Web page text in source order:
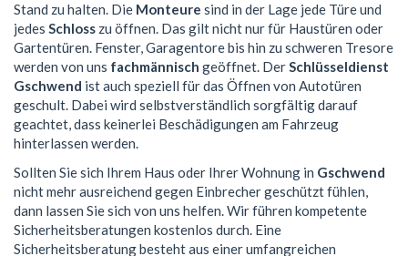
Stand zu halten. Die Monteure sind in der Lage jede Türe und
jedes Schloss zu öffnen. Das gilt nicht nur für Haustüren oder
Gartentüren. Fenster, Garagentore bis hin zu schweren Tresore
werden von uns fachmännisch geöffnet. DerSchlüsseldienst
Gschwend ist auch speziell für das Öffnen von Autotüren
geschult. Dabei wird selbstverständlich sorgfältig darauf
geachtet, dass keinerlei Beschädigungen am Fahrzeug
hinterlassen werden.
Sollten Sie sich Ihrem Haus oder Ihrer Wohnung in Gschwend
nicht mehr ausreichend gegen Einbrecher geschützt fühlen,
dann lassen Sie sich von uns helfen. Wir führen kompetente
Sicherheitsberatungen kostenlos durch. Eine
Sicherheitsberatung besteht aus einer umfangreichen